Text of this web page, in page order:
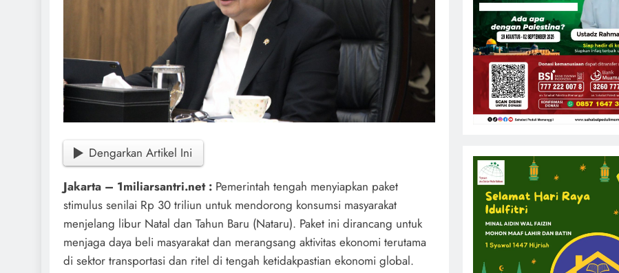
Dengarkan Artikel Ini
Jakarta – 1miliarsantri.net : Pemerintah tengah menyiapkan paket
stimulus senilai Rp 30 triliun untuk mendorong konsumsi masyarakat
menjelang libur Natal dan Tahun Baru (Nataru). Paket ini dirancang untuk
menjaga daya beli masyarakat dan merangsang aktivitas ekonomi terutama
di sektor transportasi dan ritel di tengah ketidakpastian ekonomi global.